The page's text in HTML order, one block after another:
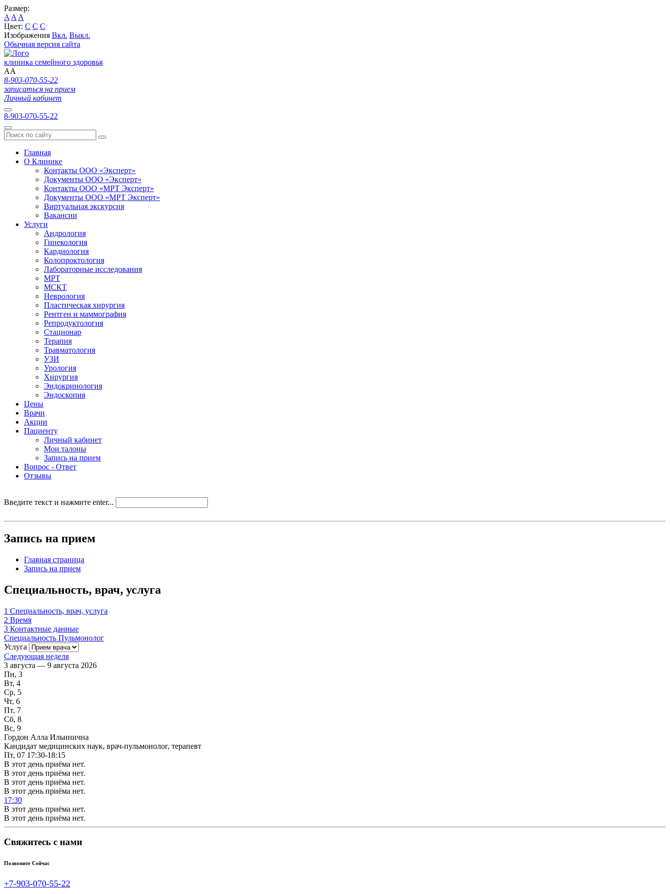
Размер:
A A A
Цвет: C C C
Изображения Вкл. Выкл.
Обычная версия сайта
клиника семейного здоровья
AA
8-903-070-55-22
записаться на прием
Личный кабинет
8-903-070-55-22
Главная
О Клинике
Контакты ООО «Эксперт»
Документы ООО «Эксперт»
Контакты ООО «МРТ Эксперт»
Документы ООО «МРТ Эксперт»
Виртуальная экскурсия
Вакансии
Услуги
Андрология
Гинекология
Кардиология
Колопроктология
Лабораторные исследования
МРТ
МСКТ
Неврология
Пластическая хирургия
Рентген и маммография
Репродуктология
Стационар
Терапия
Травматология
УЗИ
Урология
Хирургия
Эндокринология
Эндоскопия
Цены
Врачи
Акции
Пациенту
Личный кабинет
Мои талоны
Запись на прием
Вопрос - Ответ
Отзывы
Введите текст и нажмите enter...
Запись на прием
Главная страница
Запись на прием
Специальность, врач, услуга
1 Специальность, врач, услуга
2 Время
3 Контактные данные
Специальность Пульмонолог
Услуга
Следующая неделя
3 августа — 9 августа 2026
Пн, 3
Вт, 4
Ср, 5
Чт, 6
Пт, 7
Сб, 8
Вс, 9
Гордон Алла Ильинична
Кандидат медицинских наук, врач-пульмонолог, терапевт
Пт, 07 17:30-18:15
В этот день приёма нет.
В этот день приёма нет.
В этот день приёма нет.
В этот день приёма нет.
17:30
В этот день приёма нет.
В этот день приёма нет.
Свяжитесь с нами
Позвоните Сейчас
+7-903-070-55-22